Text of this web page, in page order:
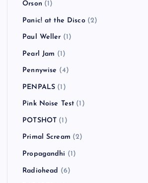
Orson (1)
Panic! at the Disco(2)
Paul Weller (1)
Pearl Jam (1)
Pennywise (4)
PENPALS (1)
Pink Noise Test (1)
POTSHOT (1)
Primal Scream (2)
Propagandhi (1)
Radiohead (6)